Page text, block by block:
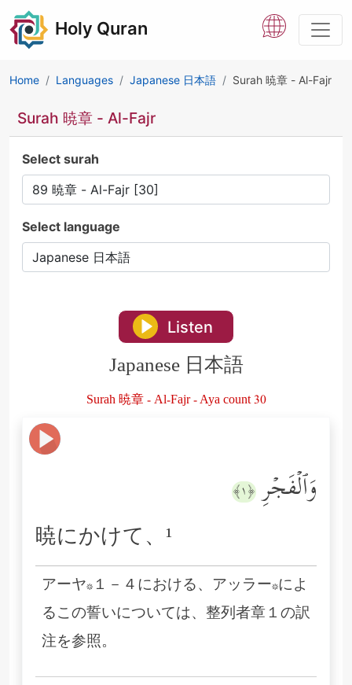
Holy Quran
Home Languages Japanese 日本語 Surah 暁章 - Al-Fajr
Surah 暁章 - Al-Fajr
Select surah
Select language
Listen
Japanese 日本語
Surah 暁章 - Al-Fajr - Aya count 30
وَٱلۡفَجۡرِ ﴿١﴾
暁にかけて、¹
アーヤ*１－４における、アッラー*によ
るこの誓いについては、整列者章１の訳
注を参照。